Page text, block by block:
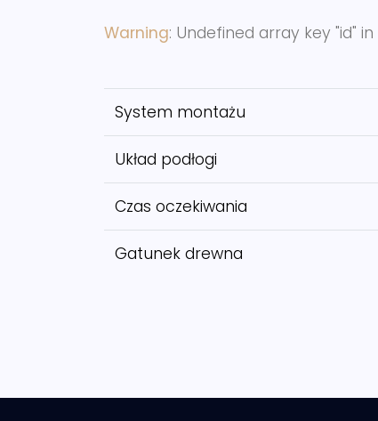
Warning: Undefined array key "id" in
System montażu
Układ podłogi
Czas oczekiwania
Gatunek drewna